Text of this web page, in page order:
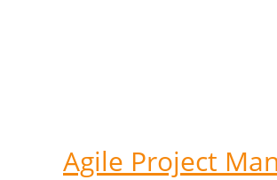
Agile Project